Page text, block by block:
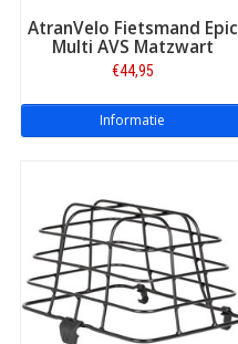
AtranVelo Fietsmand Epic
Multi AVS Matzwart
€44,95
Informatie